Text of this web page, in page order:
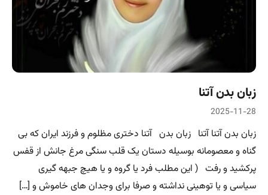
زبان بدن آتنا
2025-11-28
زبان بدن آتنا آتنا زبان بدن آتنا دختری مظلوم و فرزند ایران که بی
گناه و معصومانه بوسیله دستان یک قلب سنگی مرغ جانش از قفس
پرکشید و رفت ( این مطلب فرد یا گروه و یا هیچ جبهه گیری
سیاسی و یا توهینی نداشته و صرفا برای وجدان های خاموش و […]